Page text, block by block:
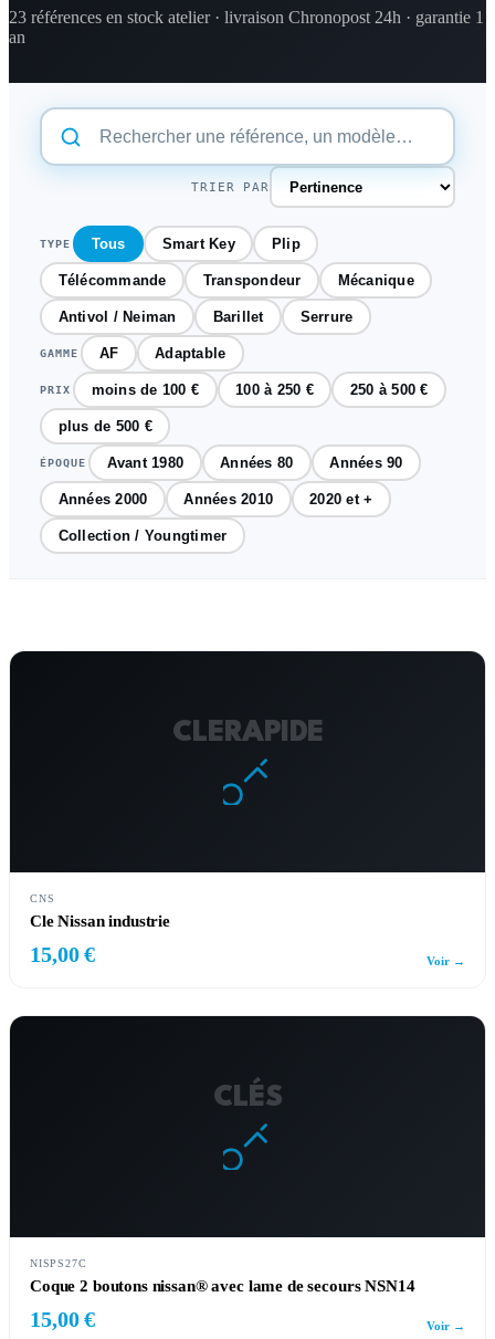
23 références en stock atelier · livraison Chronopost 24h · garantie 1
an
TRIER PAR
TYPE Tous Smart Key Plip
Télécommande Transpondeur Mécanique
Antivol / Neiman Barillet Serrure
GAMME AF Adaptable
PRIX moins de 100 € 100 à 250 € 250 à 500 €
plus de 500 €
ÉPOQUE Avant 1980 Années 80 Années 90
Années 2000 Années 2010 2020 et +
Collection / Youngtimer
CLERAPIDE
CNS
Cle Nissan industrie
15,00 € Voir →
CLÉS
NISPS27C
Coque 2 boutons nissan® avec lame de secours NSN14
15,00 € Voir →